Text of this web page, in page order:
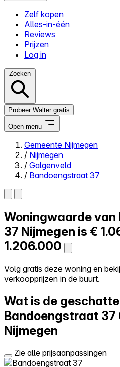
Zelf kopen
Alles-in-één
Reviews
Prijzen
Log in
Zoeken
Probeer Walter gratis
Open menu
Close menu
Zelf kopen
Alles-in-één
Reviews
Prijzen
Log in
Probeer Walter gratis
Gemeente Nijmegen
/ Nijmegen
/ Galgenveld
/ Bandoengstraat 37
Woningwaarde van
37 Nijmegen is €
1.206.000
Volg gratis deze woning en
verkoopprijzen in de buurt.
Wat is de
Bandoengstraat 37
Nijmegen
Zie alle prijsaanpassingen